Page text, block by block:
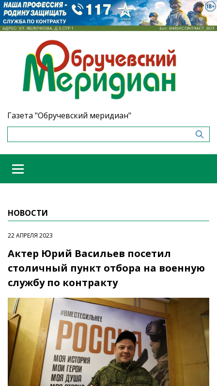
Газета "Обручевский меридиан"
НОВОСТИ
22 АПРЕЛЯ 2023
Актер Юрий Васильев посетил
столичный пункт отбора на военную
службу по контракту